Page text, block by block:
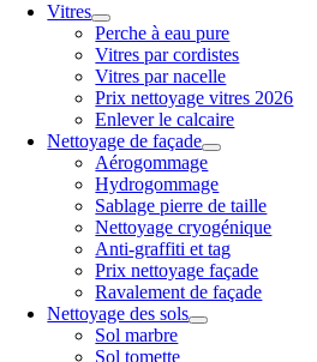
Vitres
Perche à eau pure
Vitres par cordistes
Vitres par nacelle
Prix nettoyage vitres 2026
Enlever le calcaire
Nettoyage de façade
Aérogommage
Hydrogommage
Sablage pierre de taille
Nettoyage cryogénique
Anti-graffiti et tag
Prix nettoyage façade
Ravalement de façade
Nettoyage des sols
Sol marbre
Sol tomette